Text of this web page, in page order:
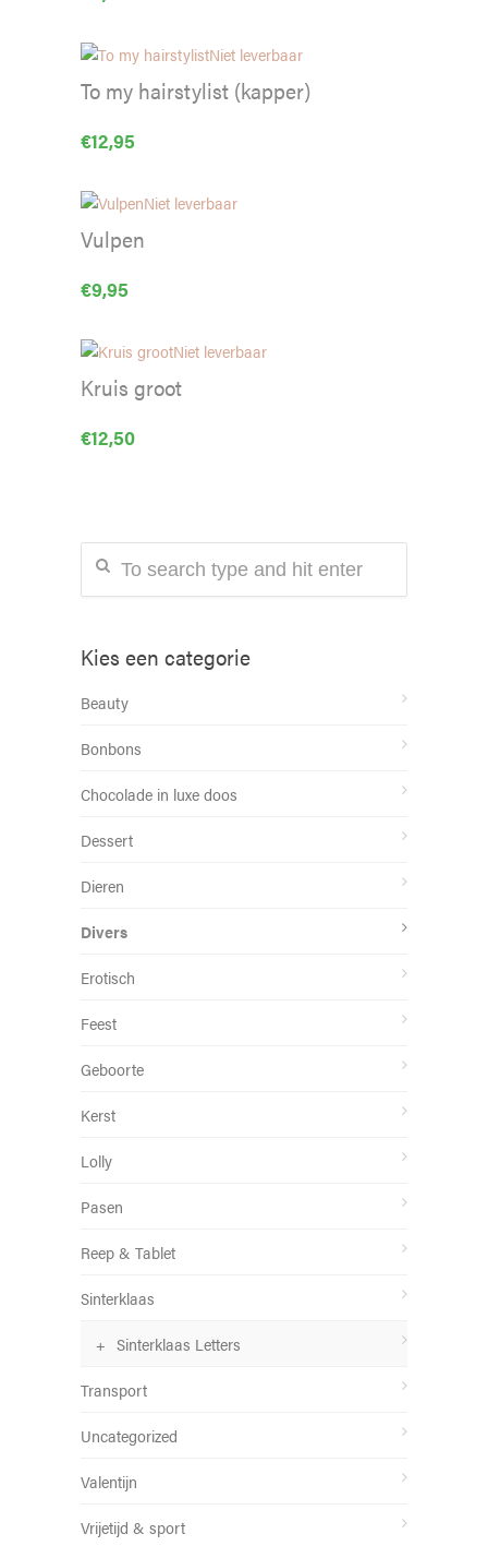
Niet leverbaar
To my hairstylist (kapper)
€12,95
Niet leverbaar
Vulpen
€9,95
Niet leverbaar
Kruis groot
€12,50
Kies een categorie
Beauty
Bonbons
Chocolade in luxe doos
Dessert
Dieren
Divers
Erotisch
Feest
Geboorte
Kerst
Lolly
Pasen
Reep & Tablet
Sinterklaas
Sinterklaas Letters
Transport
Uncategorized
Valentijn
Vrijetijd & sport